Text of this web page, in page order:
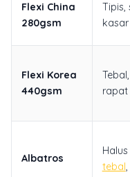
Flexi China
280gsm
Tipis,
kasar
Flexi Korea
440gsm
rapat
Albatros
tebal